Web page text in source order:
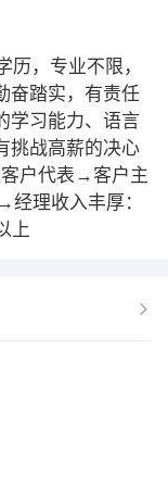
历，专业不限，
奋踏实，有责任
学习能力、语言
挑战高薪的决心
户代表→客户主
理收入丰厚：
上